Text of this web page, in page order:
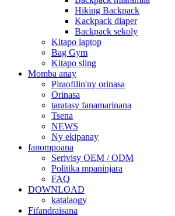
Hiking Backpack
Kackpack diaper
Backpack sekoly
Kitapo laptop
Bag Gym
Kitapo sling
Momba anay
Piraofilin'ny orinasa
Orinasa
taratasy fanamarinana
Tsena
NEWS
Ny ekipanay
fanompoana
Serivisy OEM / ODM
Politika mpaninjara
FAQ
DOWNLOAD
katalaogy
Fifandraisana